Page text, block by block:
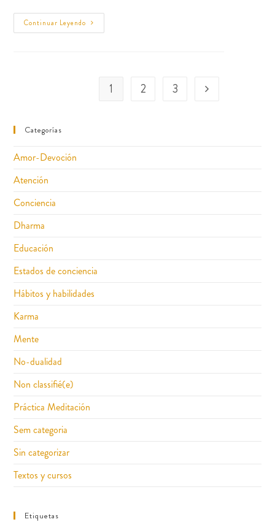
Continuar Leyendo
1 2 3
Categorías
Amor-Devoción
Atención
Conciencia
Dharma
Educación
Estados de conciencia
Hábitos y habilidades
Karma
Mente
No-dualidad
Non classifié(e)
Práctica Meditación
Sem categoria
Sin categorizar
Textos y cursos
Etiquetas